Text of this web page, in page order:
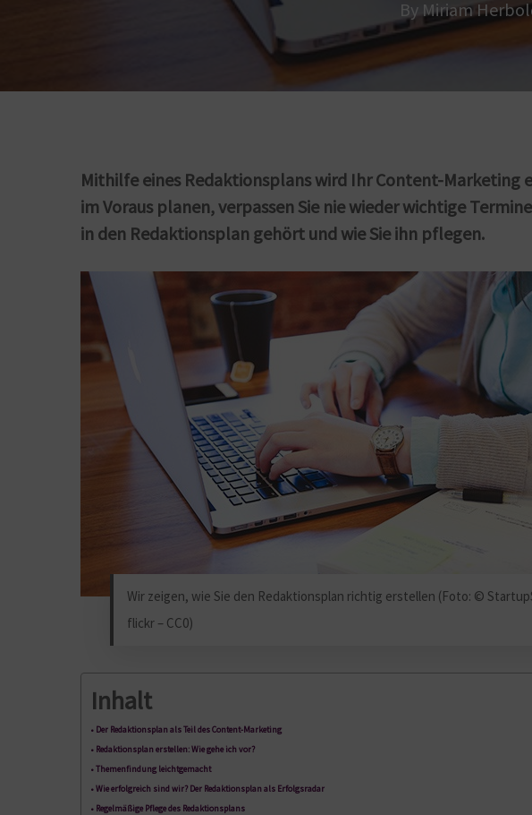
By Miriam
Mithilfe eines Redaktionsplans wird Ihr Content-Marketing
im Voraus planen, verpassen Sie nie wieder wichtige
in den Redaktionsplan gehört und wie Sie ihn pflegen.
Wir zeigen, wie Sie den Redaktionsplan richtig erstellen (Foto: ©
flickr – CC0)
Inhalt
Der Redaktionsplan als Teil des Content-Marketing
Redaktionsplan erstellen: Wie gehe ich vor?
Themenfindung leichtgemacht
Wie erfolgreich sind wir? Der Redaktionsplan als Erfolgsradar
Regelmäßige Pflege des Redaktionsplans